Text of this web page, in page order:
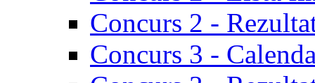
Concurs 2 -
Concurs 3 -